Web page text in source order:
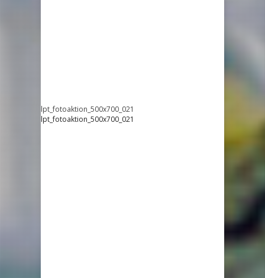
lpt_fotoaktion_500x700_021
lpt_fotoaktion_500x700_021